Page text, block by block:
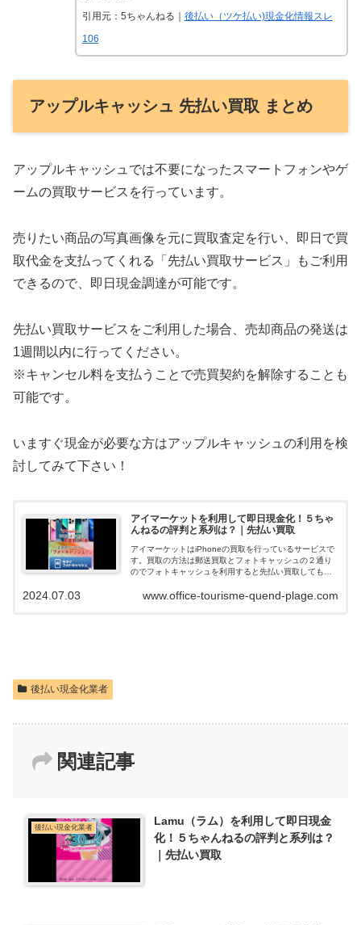
引用元：5ちゃんねる｜ 後払い（ツケ払い)現金化情報スレ
106
アップルキャッシュ 先払い買取 まとめ
アップルキャッシュでは不要になったスマートフォンやゲ
ームの買取サービスを行っています。
売りたい商品の写真画像を元に買取査定を行い、即日で買
取代金を支払ってくれる「先払い買取サービス」もご利用
できるので、即日現金調達が可能です。
先払い買取サービスをご利用した場合、売却商品の発送は
1週間以内に行ってください。
※キャンセル料を支払うことで売買契約を解除することも
可能です。
いますぐ現金が必要な方はアップルキャッシュの利用を検
討してみて下さい！
アイマーケットを利用して即日現金化！５ちゃ
んねるの評判と系列は？｜先払い買取
アイマーケットはiPhoneの買取を行っているサービスで
す。買取の方法は郵送買取とフォトキャッシュの２通り
のでフォトキャッシュを利用すると先払い買取してもら
ると、在籍確認も無く申込みの審査落...
www.office-tourisme-quend-plage.com
2024.07.03
後払い現金化業者
関連記事
後払い現金化業者
Lamu（ラム）を利用して即日現金
化！５ちゃんねるの評判と系列は？
｜先払い買取